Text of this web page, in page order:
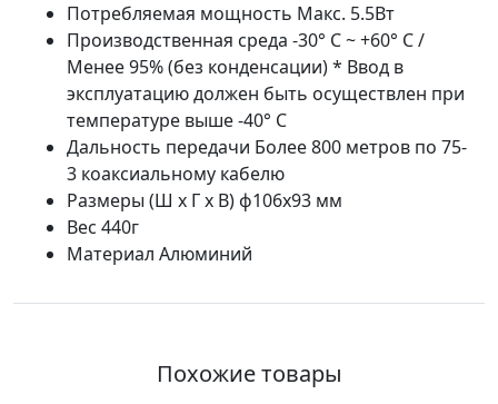
Потребляемая мощность Макс. 5.5Вт
Производственная среда -30° C ~ +60° C /
Менее 95% (без конденсации) * Ввод в
эксплуатацию должен быть осуществлен при
температуре выше -40° C
Дальность передачи Более 800 метров по 75-
3 коаксиальному кабелю
Размеры (Ш x Г x В) ф106х93 мм
Вес 440г
Материал Алюминий
Похожие товары